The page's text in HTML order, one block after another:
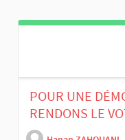
POUR UNE
RENDONS LE